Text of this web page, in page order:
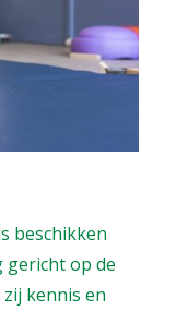
beschikken
gericht op de
kennis en